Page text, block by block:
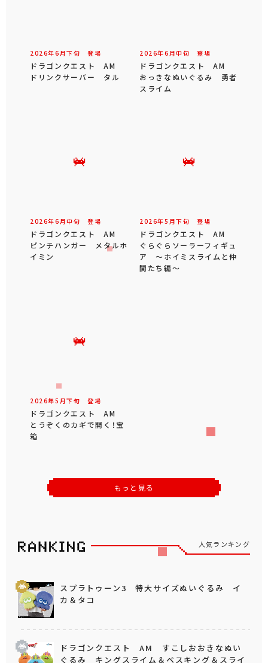
2026年6 月下旬 登場
ドラゴンクエスト AM
ドリンクサーバー タル
2026年6 月中旬 登場
ドラゴンクエスト AM
おっきなぬいぐるみ 勇者
スライム
2026年6 月中旬 登場
ドラゴンクエスト AM
ピンチハンガー メタルホ
イミン
2026年5 月下旬 登場
ドラゴンクエスト AM
ぐらぐらソーラーフィギュ
ア ～ホイミスライムと仲
間たち編～
2026年5 月下旬 登場
ドラゴンクエスト AM
とうぞくのカギで開く！宝
箱
もっと見る
人気ランキング
スプラトゥーン3 特大サイズぬいぐるみ イ
カ＆タコ
ドラゴンクエスト AM すこしおおきなぬい
ぐるみ キングスライム＆ベスキング＆スライ